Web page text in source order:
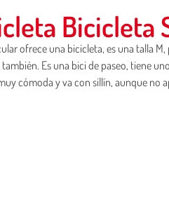
Bicicleta
ofrece una bicicleta, es una talla
Es una bici de paseo, tiene
cómoda y va con sillín, aunque no